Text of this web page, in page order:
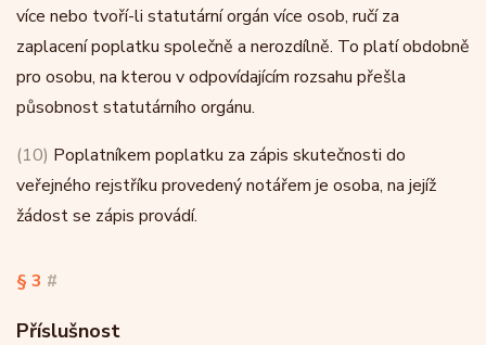
více nebo tvoří-li statutární orgán více osob, ručí za
zaplacení poplatku společně a nerozdílně. To platí obdobně
pro osobu, na kterou v odpovídajícím rozsahu přešla
působnost statutárního orgánu.
(10) Poplatníkem poplatku za zápis skutečnosti do
veřejného rejstříku provedený notářem je osoba, na jejíž
žádost se zápis provádí.
§ 3 #
Příslušnost